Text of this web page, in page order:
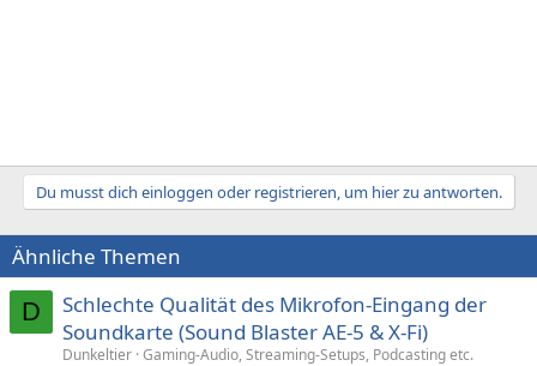
Du musst dich einloggen oder registrieren, um hier zu antworten.
Ähnliche Themen
D
Schlechte Qualität des Mikrofon-Eingang der
Soundkarte (Sound Blaster AE-5 & X-Fi)
Dunkeltier Gaming-Audio, Streaming-Setups, Podcasting etc.